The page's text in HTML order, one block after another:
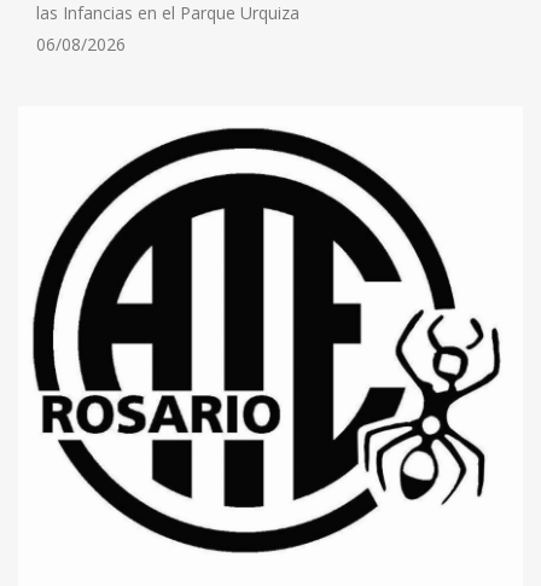
las Infancias en el Parque Urquiza
06/08/2026